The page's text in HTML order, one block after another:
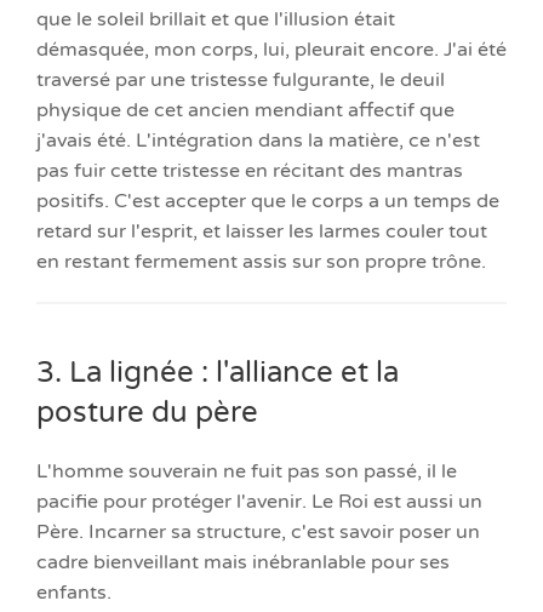
que le soleil brillait et que l'illusion était
démasquée, mon corps, lui, pleurait encore. J'ai été
traversé par une tristesse fulgurante, le deuil
physique de cet ancien mendiant affectif que
j'avais été. L'intégration dans la matière, ce n'est
pas fuir cette tristesse en récitant des mantras
positifs. C'est accepter que le corps a un temps de
retard sur l'esprit, et laisser les larmes couler tout
en restant fermement assis sur son propre trône.
3. La lignée : l'alliance et la
posture du père
L'homme souverain ne fuit pas son passé, il le
pacifie pour protéger l'avenir. Le Roi est aussi un
Père. Incarner sa structure, c'est savoir poser un
cadre bienveillant mais inébranlable pour ses
enfants.